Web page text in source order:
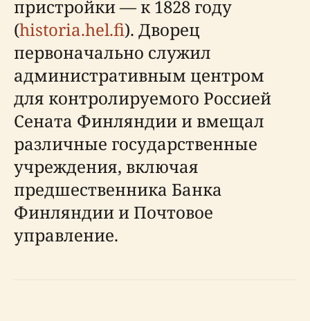
пристройки — к 1828 году
(historia.hel.fi). Дворец
первоначально служил
административным центром
для контролируемого Россией
Сената Финляндии и вмещал
различные государственные
учреждения, включая
предшественника Банка
Финляндии и Почтовое
управление.